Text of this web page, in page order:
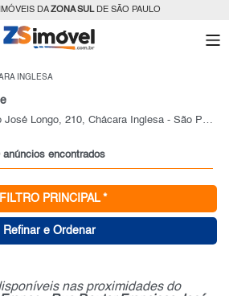
DAZONA SULDE SÃO PAULO
INGLESA
Rua Doutor Francisco José Longo, 210, Chácara Inglesa - São Paulo
anúncios encontrados
PRINCIPAL *
Refinar e Ordenar
nas proximidades do